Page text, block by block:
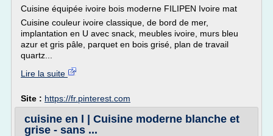
Cuisine équipée ivoire bois moderne FILIPEN Ivoire mat
Cuisine couleur ivoire classique, de bord de mer,
implantation en U avec snack, meubles ivoire, murs bleu
azur et gris pâle, parquet en bois grisé, plan de travail
quartz...
Lire la suite
Site : https://fr.pinterest.com
cuisine en l | Cuisine moderne blanche et
grise - sans ...